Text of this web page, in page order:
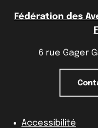
Fédération des
6 rue Gager
Accessibilité